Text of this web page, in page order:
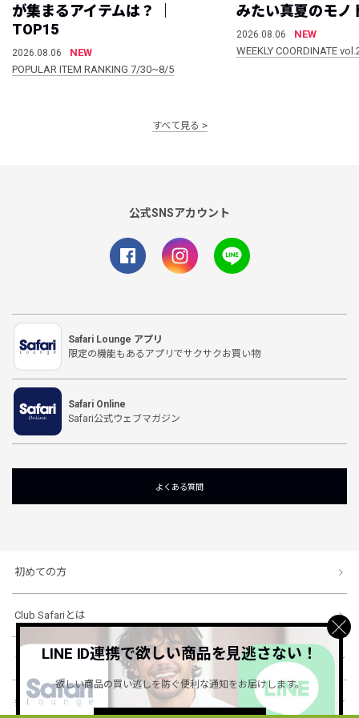
が集まるアイテムは？ ｜
TOP15
2026.08.06
NEW
POPULAR ITEM RANKING 7/30~8/5
みたい真夏のモノ
2026.08.06
NEW
WEEKLY COORDINATE
すべて見る
公式SNSアカウント
Safari Lounge アプリ
限定の機能もあるアプリでサクサクお買い物
Safari Online
Safari公式ウェブマガジン
よくある質問
初めての方
Club Safariとは
ショッピングガイド
会社概要・規約
LINE ID連携で欲しい商品を見逃さない！
欲しい商品の買い逃しを防ぐ便利な通知をお届けします。